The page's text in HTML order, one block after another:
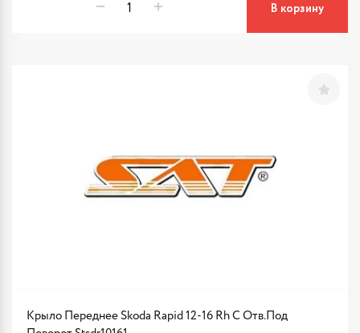
В корзину
Крыло Переднее Skoda Rapid 12-16 Rh С Отв.Под